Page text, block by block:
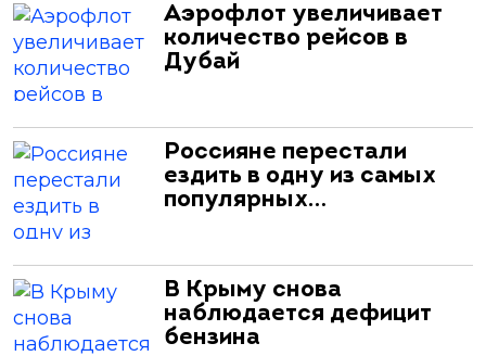
Аэрофлот увеличивает
количество рейсов в
Дубай
Россияне перестали
ездить в одну из самых
популярных…
В Крыму снова
наблюдается дефицит
бензина